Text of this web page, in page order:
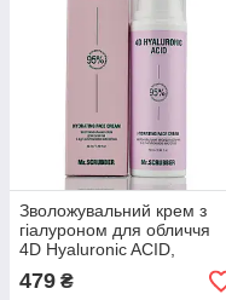
Зволожувальний крем з
гіалуроном для обличчя
4D Hyaluronic ACID,
Hydrating Face Cream,
Mr.Scrubber 50ml
479 ₴